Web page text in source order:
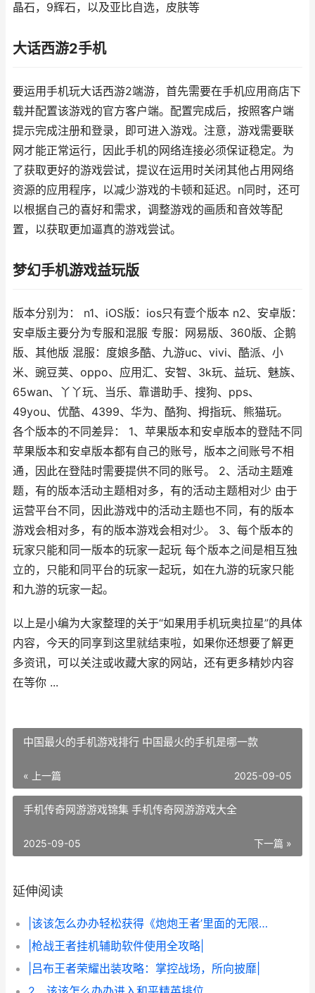
晶石，9辉石，以及亚比自选，皮肤等
大话西游2手机
要运用手机玩大话西游2端游，首先需要在手机应用商店下
载并配置该游戏的官方客户端。配置完成后，按照客户端
提示完成注册和登录，即可进入游戏。注意，游戏需要联
网才能正常运行，因此手机的网络连接必须保证稳定。为
了获取更好的游戏尝试，提议在运用时关闭其他占用网络
资源的应用程序，以减少游戏的卡顿和延迟。n同时，还可
以根据自己的喜好和需求，调整游戏的画质和音效等配
置，以获取更加逼真的游戏尝试。
梦幻手机游戏益玩版
版本分别为： n1、iOS版：ios只有壹个版本 n2、安卓版：
安卓版主要分为专服和混服 专服：网易版、360版、企鹅
版、其他版 混服：度娘多酷、九游uc、vivi、酷派、小
米、豌豆荚、oppo、应用汇、安智、3k玩、益玩、魅族、
65wan、丫丫玩、当乐、靠谱助手、搜狗、pps、
49you、优酷、4399、华为、酷狗、拇指玩、熊猫玩。
各个版本的不同差异： 1、苹果版本和安卓版本的登陆不同
苹果版本和安卓版本都有自己的账号，版本之间账号不相
通，因此在登陆时需要提供不同的账号。 2、活动主题难
题，有的版本活动主题相对多，有的活动主题相对少 由于
运营平台不同，因此游戏中的活动主题也不同，有的版本
游戏会相对多，有的版本游戏会相对少。 3、每个版本的
玩家只能和同一版本的玩家一起玩 每个版本之间是相互独
立的，只能和同平台的玩家一起玩，如在九游的玩家只能
和九游的玩家一起。
以上是小编为大家整理的关于“如果用手机玩奥拉星”的具体
内容，今天的同享到这里就结束啦，如果你还想要了解更
多资讯，可以关注或收藏大家的网站，还有更多精妙内容
在等你 ...
中国最火的手机游戏排行 中国最火的手机是哪一款
« 上一篇 2025-09-05
手机传奇网游游戏锦集 手机传奇网游游戏大全
下一篇 »
2025-09-05
延伸阅读
|该该怎么办办轻松获得《炮炮王者’里面的无限金币和星星|
|枪战王者挂机辅助软件使用全攻略|
|吕布王者荣耀出装攻略：掌控战场，所向披靡|